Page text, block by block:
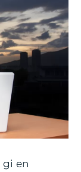
gi en